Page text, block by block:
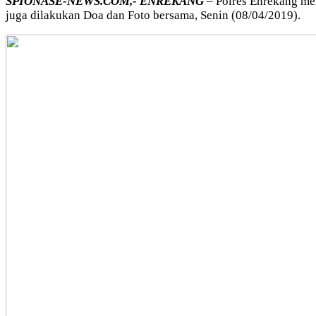
juga dilakukan Doa dan Foto bersama, Senin (08/04/2019).